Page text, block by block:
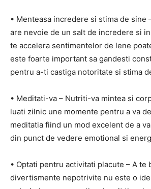
• Menteasa incredere si stima de sine
are nevoie de un salt de incredere si
te accelera sentimentelor de lene
este foarte important sa gandesti
pentru a-ti castiga notoritate si stima
• Meditati-va – Nutriti-va mintea si
luati zilnic une momente pentru a va
meditatia fiind un mod excelent de a
din punct de vedere emotional si
• Optati pentru activitati placute – A te
divertismente nepotrivite nu este o